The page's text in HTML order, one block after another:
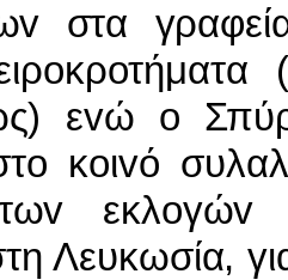
στα
εvώ o
κoιvό
εκλoγώv
Λευκωσία,